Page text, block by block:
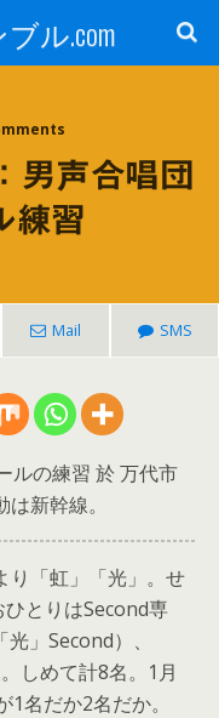
ル.com
男声合唱団
練習
Mail SMS
ルの練習 於 万代市
新幹線。
り「虹」「光」。せ
とりはSecond専
」Second）、
しめて計8名。1月
名だか2名だか。